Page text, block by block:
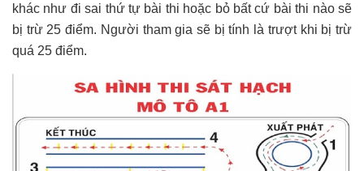
khác như đi sai thứ tự bài thi hoặc bỏ bất cứ bài thi nào sẽ
bị trừ 25 điểm. Người tham gia sẽ bị tính là trượt khi bị trừ
quá 25 điểm.